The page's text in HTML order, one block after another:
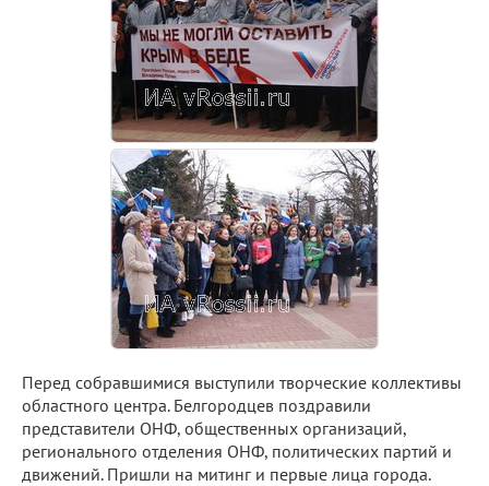
Перед собравшимися выступили творческие коллективы
областного центра. Белгородцев поздравили
представители ОНФ, общественных организаций,
регионального отделения ОНФ, политических партий и
движений. Пришли на митинг и первые лица города.